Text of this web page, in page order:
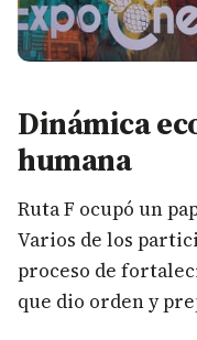
Dinámica
humana
Ruta F ocupó un
Varios de los
proceso de
que dio orden y